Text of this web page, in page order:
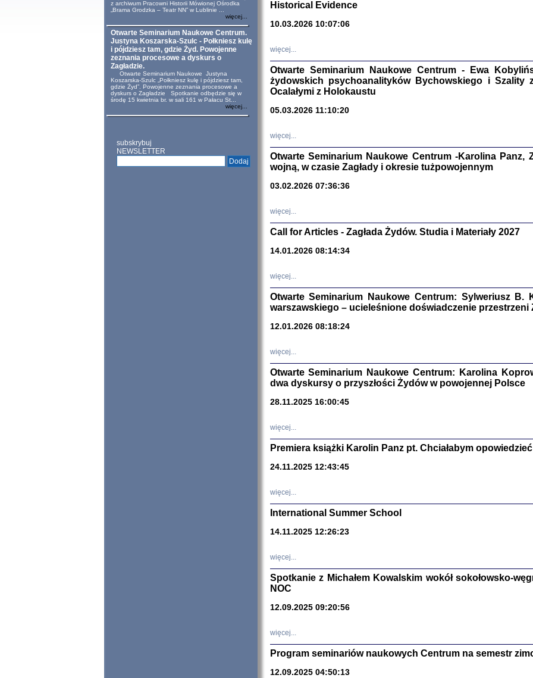
z archiwum Pracowni Historii Mówionej Ośrodka
„Brama Grodzka – Teatr NN” w Lublinie ...
więcej...
Otwarte Seminarium Naukowe Centrum.
Justyna Koszarska-Szulc - Połkniesz kulę
i pójdziesz tam, gdzie Żyd. Powojenne
zeznania procesowe a dyskurs o
Zagładzie.
Otwarte Seminarium Naukowe Justyna
Koszarska-Szulc „Połkniesz kulę i pójdziesz tam,
gdzie Żyd”. Powojenne zeznania procesowe a
dyskurs o Zagładzie Spotkanie odbędzie się w
środę 15 kwietnia br. w sali 161 w Pałacu St...
więcej...
subskrybuj
NEWSLETTER
NIE WIEMY CO
Dziennik
Zagłada
Sewek
'z
Historical Evidence
10.03.2026 10:07:06
więcej...
Otwarte Seminarium Naukowe Centrum - Ewa
żydowskich psychoanalityków Bychowskiego i
Ocalałymi z Holokaustu
05.03.2026 11:10:20
więcej...
Otwarte Seminarium Naukowe Centrum -Karolina Panz,
wojną, w czasie Zagłady i okresie tużpowojennym
03.02.2026 07:36:36
więcej...
Call for Articles - Zagłada Żydów. Studia i Materiały 2027
14.01.2026 08:14:34
więcej...
Otwarte Seminarium Naukowe Centrum: Sylweriusz B.
warszawskiego – ucieleśnione doświadczenie przestrzeni
12.01.2026 08:18:24
więcej...
Otwarte Seminarium Naukowe Centrum: Karolina
dwa dyskursy o przyszłości Żydów w powojennej Polsce
28.11.2025 16:00:45
więcej...
Premiera książki Karolin Panz pt. Chciałabym
24.11.2025 12:43:45
więcej...
International Summer School
14.11.2025 12:26:23
więcej...
Spotkanie z Michałem Kowalskim wokół sokołowsko-
NOC
12.09.2025 09:20:56
więcej...
Program seminariów naukowych Centrum na semestr
12.09.2025 04:50:13